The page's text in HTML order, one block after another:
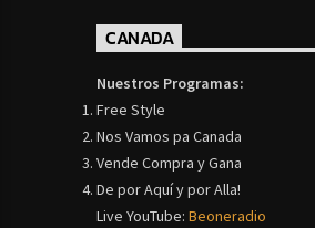
CANADA
Nuestros Programas:
Free Style
Nos Vamos pa Canada
Vende Compra y Gana
De por Aquí y por Alla!
Live YouTube: Beoneradio